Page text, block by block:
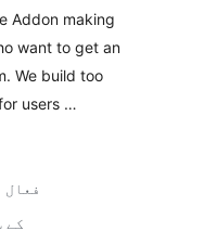
Addon making
want to get an
We build too
users …
5,000+